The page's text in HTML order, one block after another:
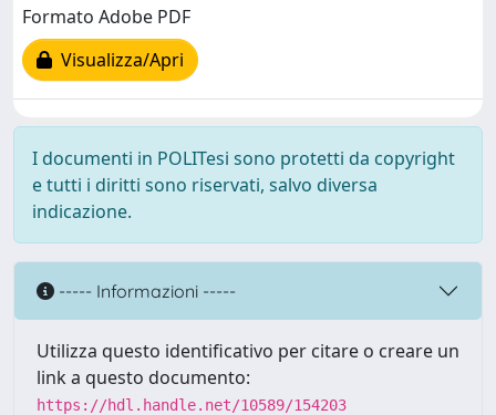
Formato Adobe PDF
Visualizza/Apri
I documenti in POLITesi sono protetti da copyright
e tutti i diritti sono riservati, salvo diversa
indicazione.
----- Informazioni -----
Utilizza questo identificativo per citare o creare un
link a questo documento:
https://hdl.handle.net/10589/154203